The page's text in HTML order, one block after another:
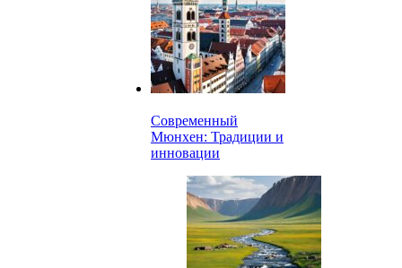
Современный
Мюнхен: Традиции и
инновации